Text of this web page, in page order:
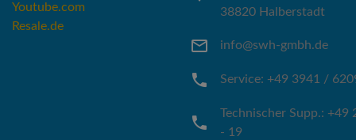
Youtube.com
Resale.de
38820 Halberstadt
info@swh-gmbh.de
Service: +49 3941 /
Technischer Supp.: +49
- 19